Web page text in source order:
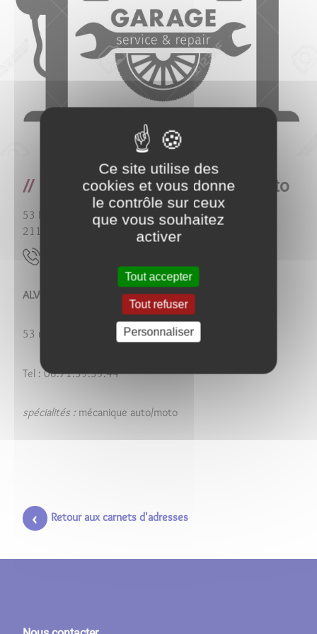
ENTREPRISE de Mécanique Auto
53 Rue Jean Moulin
21150
Pouillenay
ALVES jordan
53 rue jean moulin
Tel : 06.71.39.39.44
spécialités : mécanique auto/moto
Retour aux carnets d'adresses
Ce site utilise des
cookies et vous donne
le contrôle sur ceux
que vous souhaitez
activer
Tout accepter
Tout refuser
Personnaliser